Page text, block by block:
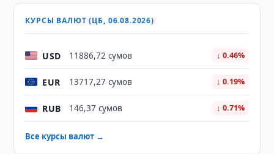
КУРСЫ ВАЛЮТ (ЦБ, 06.08.2026)
USD 11886,72 сумов ↓ 0.46%
EUR 13717,27 сумов ↓ 0.19%
RUB 146,37 сумов ↓ 0.71%
Все курсы валют →